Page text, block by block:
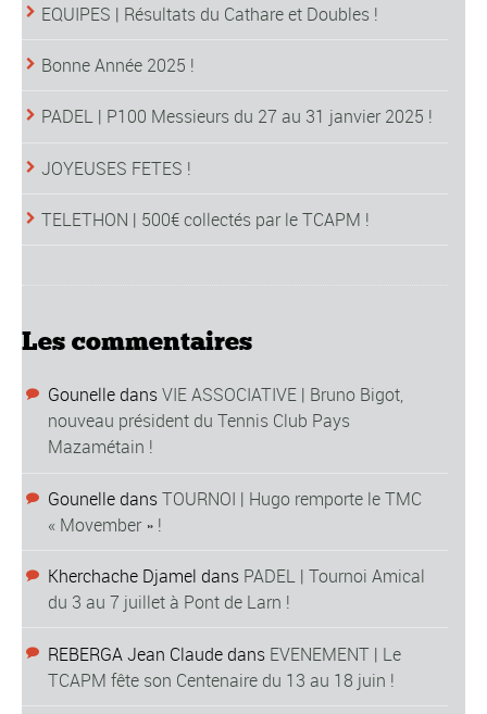
EQUIPES | Résultats du Cathare et Doubles !
Bonne Année 2025 !
PADEL | P100 Messieurs du 27 au 31 janvier 2025 !
JOYEUSES FETES !
TELETHON | 500€ collectés par le TCAPM !
Les commentaires
Gounelle dansVIE ASSOCIATIVE | Bruno Bigot,
nouveau président du Tennis Club Pays
Mazamétain !
Gounelle dansTOURNOI | Hugo remporte le TMC
« Movember » !
Kherchache Djamel dans PADEL | Tournoi Amical
du 3 au 7 juillet à Pont de Larn !
REBERGA Jean Claude dans EVENEMENT | Le
TCAPM fête son Centenaire du 13 au 18 juin !